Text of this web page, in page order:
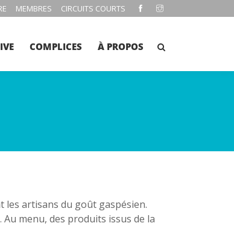
MEMBRES CIRCUITS COURTS
COMPLICES À PROPOS
les artisans du goût gaspésien.
menu, des produits issus de la